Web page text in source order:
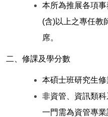
本所為推展各項
(含)以上之專任教
席。
二、修課及學分數
本碩士班研究生修
非資管、資訊類
一門需為資管專業